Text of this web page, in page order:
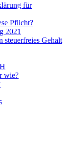
für
Pflicht?
2021
steuerfreies Gehalt
wie?